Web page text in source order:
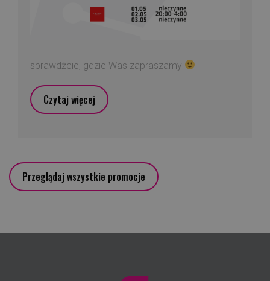
sprawdźcie, gdzie Was zapraszamy
Czytaj więcej
Przeglądaj wszystkie promocje